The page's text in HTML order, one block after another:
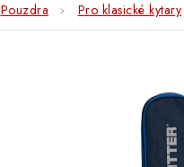
Pouzdra Pro klasické kytary